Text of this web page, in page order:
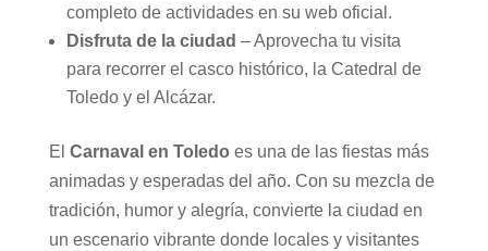
completo de actividades en su web oficial.
Disfruta de la ciudad – Aprovecha tu visita
para recorrer el casco histórico, la Catedral de
Toledo y el Alcázar.
El Carnaval en Toledo es una de las fiestas más
animadas y esperadas del año. Con su mezcla de
tradición, humor y alegría, convierte la ciudad en
un escenario vibrante donde locales y visitantes